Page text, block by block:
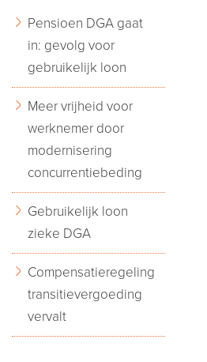
Pensioen DGA gaat
in: gevolg voor
gebruikelijk loon
Meer vrijheid voor
werknemer door
modernisering
concurrentiebeding
Gebruikelijk loon
zieke DGA
Compensatieregeling
transitievergoeding
vervalt